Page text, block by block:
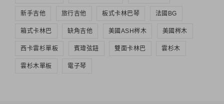
新手吉他 旅行吉他 板式卡林巴琴 法國BG
箱式卡林巴 缺角吉他 美國ASH梣木 美國梣木
西卡雲杉單板 賓瑋弦鈕 雙面卡林巴 雲杉木
雲杉木單板 電子琴